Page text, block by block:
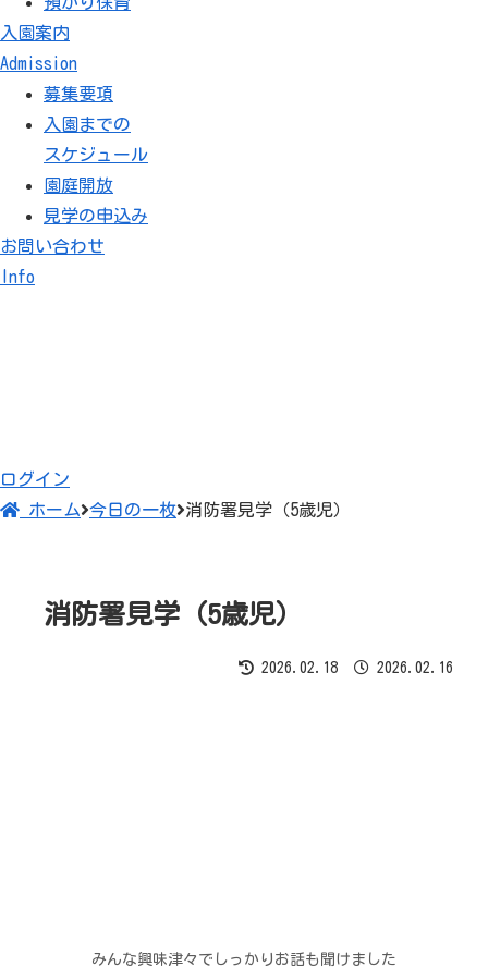
入園案内
Admission
募集要項
入園までの
スケジュール
園庭開放
見学の申込み
お問い合わせ
Info
ログイン
ホーム 今日の一枚 消防署見学（5歳児）